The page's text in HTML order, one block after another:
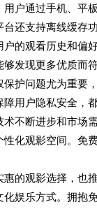
户通过手机、平
还支持离线缓存
的观看历史和
发现更多优质而
护问题尤为重要
用户隐私安全，
不断进步和市场
化观影空间。免
的观影选择，也
娱乐方式。拥抱